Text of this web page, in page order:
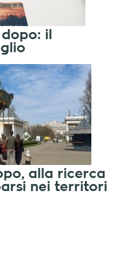
il
alla ricerca
nei territori